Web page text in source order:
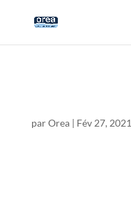
parOrea| Fév 27, 2021